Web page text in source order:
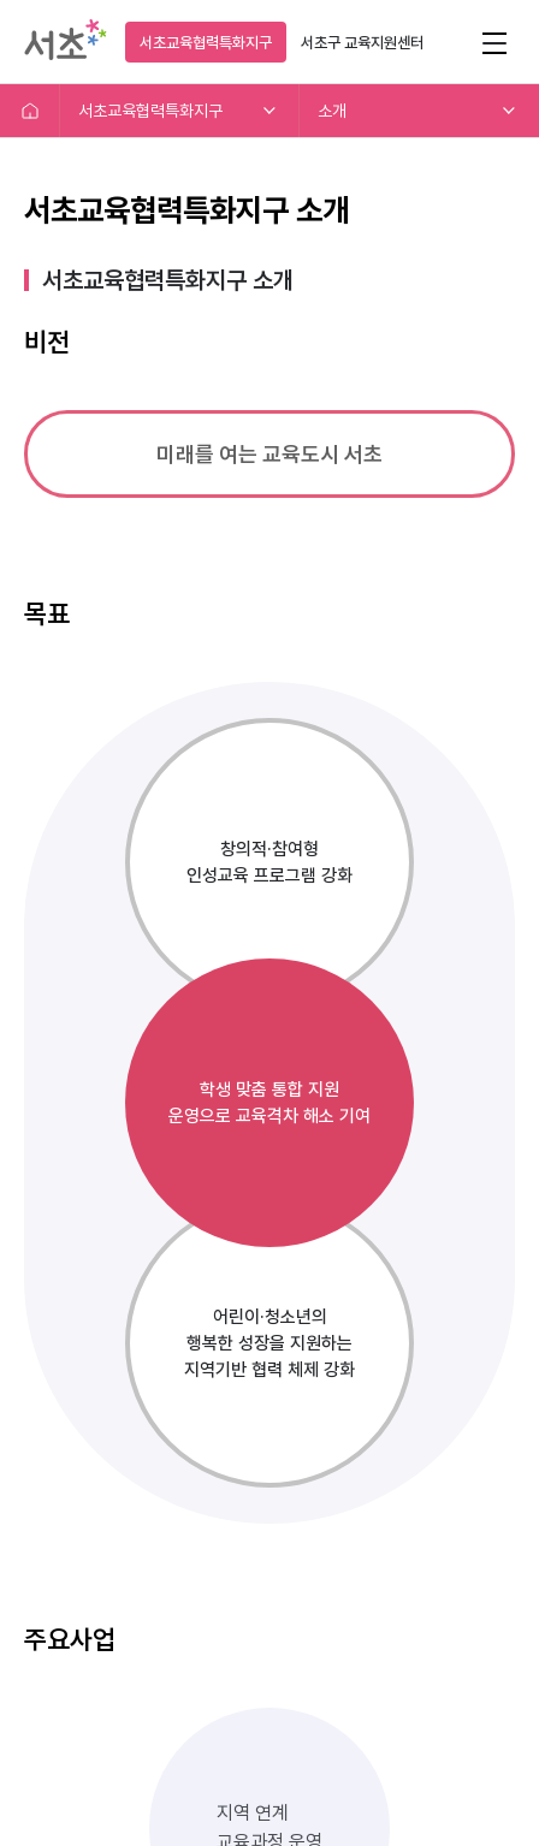
서초교육협력특화지구 서초구교육지원센터
서초교육협력특화지구 소개
서초교육협력특화지구 소개
서초교육협력특화지구 소개​
비전
미래를 여는 교육도시 서초
목표
창의적·참여형
인성교육 프로그램 강화
학생 맞춤 통합 지원
운영으로 교육격차 해소 기여
어린이·청소년의
행복한 성장을 지원하는
지역기반 협력 체제 강화
주요사업
지역 연계